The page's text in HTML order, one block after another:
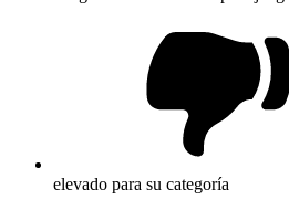
elevado para su categoría